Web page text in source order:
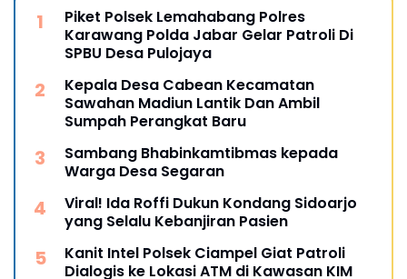
Piket Polsek Lemahabang Polres
Karawang Polda Jabar Gelar Patroli Di
SPBU Desa Pulojaya
Kepala Desa Cabean Kecamatan
Sawahan Madiun Lantik Dan Ambil
Sumpah Perangkat Baru
Sambang Bhabinkamtibmas kepada
Warga Desa Segaran
Viral! Ida Roffi Dukun Kondang Sidoarjo
yang Selalu Kebanjiran Pasien
Kanit Intel Polsek Ciampel Giat Patroli
Dialogis ke Lokasi ATM di Kawasan KIM